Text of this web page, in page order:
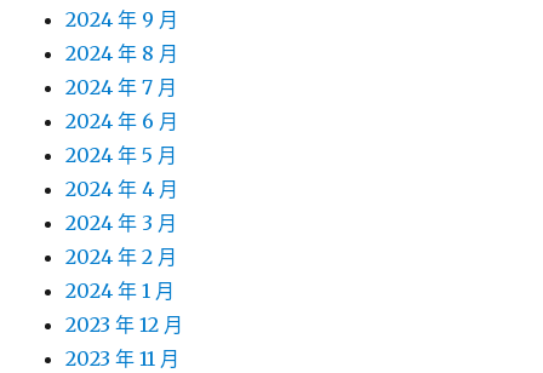
2024 年 9 月
2024 年 8 月
2024 年 7 月
2024 年 6 月
2024 年 5 月
2024 年 4 月
2024 年 3 月
2024 年 2 月
2024 年 1 月
2023 年 12 月
2023 年 11 月